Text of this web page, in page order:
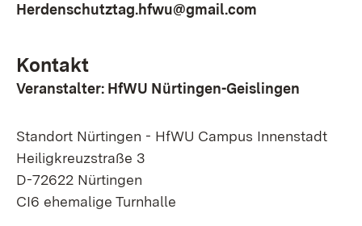
Herdenschutztag.hfwu@gmail.com
Kontakt
Veranstalter: HfWU Nürtingen-Geislingen
Standort Nürtingen - HfWU Campus Innenstadt
Heiligkreuzstraße 3
D-72622 Nürtingen
CI6 ehemalige Turnhalle